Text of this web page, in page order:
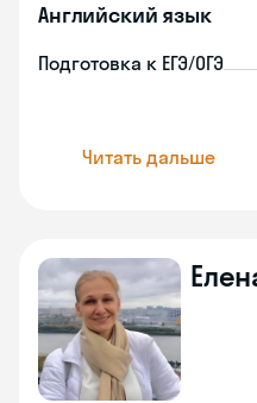
Английский язык
Подготовка к ЕГЭ/ОГЭ
Читать дальше